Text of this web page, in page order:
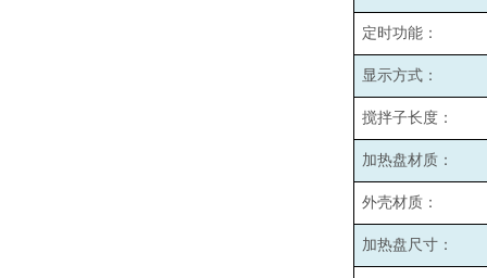
定时功能：
显示方式：
搅拌子长度：
加热盘材质：
外壳材质：
加热盘尺寸：